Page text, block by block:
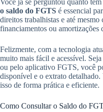
o saldo do FGTS é essencial
direitos trabalhistas e até mesmo
financiamentos ou amortizações
Felizmente, com a tecnologia
muito mais fácil e acessível.
ou pelo aplicativo FGTS, você
disponível e o extrato
isso de forma prática e eficiente.
Como Consultar o Saldo do